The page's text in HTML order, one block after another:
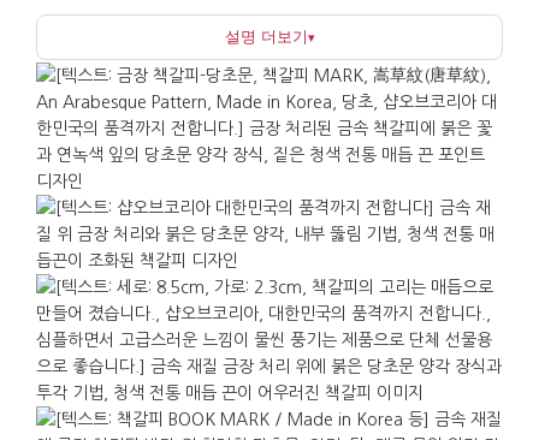
쉽게 찾고 꺼낼 수 있습니다. 빛이 차분하게 반사되어
책과 노트 사이에서도 과하지 않은 분위기를
유지합니다.
당초문은 덩굴이 이어지는 모습을 본뜬 전통문양으로,
예부터 번영과 장수, 복을 담아 궁중 장식과 금속
공예에 널리 사용되어 왔습니다. 이 책갈피는 그러한
문양을 일상에서 사용하는 물건으로 옮겨 놓은 형태로,
선물할 때 "좋은 일이 이어지길 바라는 마음을 담은
덩굴무늬"라고 설명하면 의미가 분명해집니다.
읽고 있는 페이지에 끼워 두면 책갈피가 얇게 자리
잡아 책을 덜 벌어지게 하며, 책뿐 아니라 다이어리,
교재, 업무 노트에도 잘 어울립니다. 선물로는 취향을
크게 타지 않으면서도 한국적인 감정을 전할 수 있다는
설명 더보기▾